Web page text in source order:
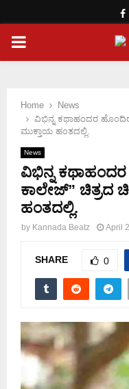
PRIMARY
Home
News
ವಿಭಿನ್ನ ಕಥಾಹಂದರ
ಮುಕ್ತಾಯ ಹಂತದಲ್ಲಿ.
News
ವಿಭಿನ್ನ
ಕಾಲೇಜ್” ಚಿತ್ರದ
ಹಂತದಲ್ಲಿ.
by Kannada Beatz April
SHARE 0